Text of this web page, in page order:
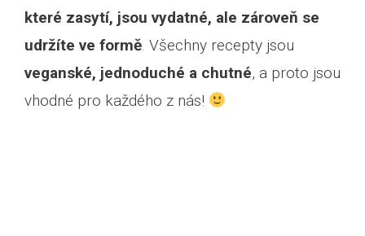
které zasytí, jsou vydatné, ale zároveň se
udržíte ve formě. Všechny recepty jsou
veganské, jednoduché a chutné, a proto jsou
vhodné pro každého z nás!